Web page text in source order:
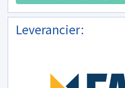
Leverancier: